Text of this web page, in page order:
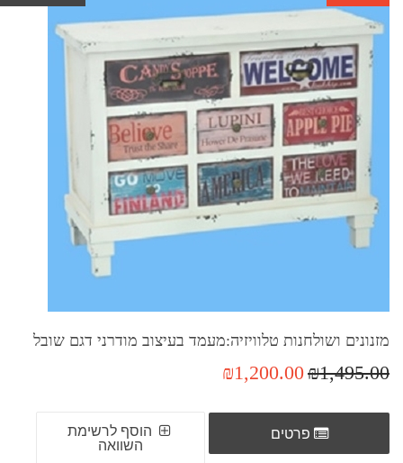
מזנונים ושולחנות טלוויזיה:מעמד בעיצוב מודרני דגם שובל
₪1,495.00
₪1,200.00
פרטים
הוסף לרשימת
השוואה